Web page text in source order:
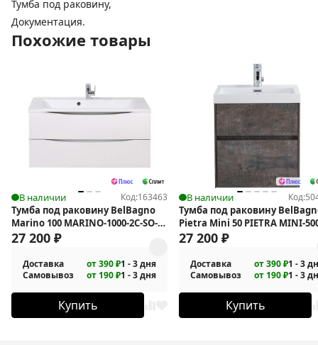
Тумба под раковину,
Документация.
Похожие товары
В наличии Код:163463
Тумба под раковину BelBagno
Marino 100 MARINO-1000-2C-SO-
BO-P подвесная
27 200 ₽
Доставка от 390 ₽1 - 3 дня
Самовывоз
от 190 ₽1 - 3 дня
Купить
В наличии Код:
Тумба под раковину
Pietra Mini 50 PIETRA MINI-
2C-SO-PT подвесная
27 200 ₽
Доставка от 390 ₽1 - 3
Самовывоз
от 190 ₽1 - 3
Купить